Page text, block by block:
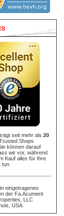
seit mehr als 20
Shops
können darauf
wir vor, während
Kauf alles für Ihre
eingetragenes
der Fa.Acument
LLC
USA.